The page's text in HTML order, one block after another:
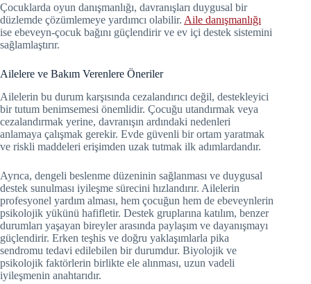
Çocuklarda oyun danışmanlığı, davranışları duygusal bir
düzlemde çözümlemeye yardımcı olabilir. Aile danışmanlığı
ise ebeveyn-çocuk bağını güçlendirir ve ev içi destek sistemini
sağlamlaştırır.
Ailelere ve Bakım Verenlere Öneriler
Ailelerin bu durum karşısında cezalandırıcı değil, destekleyici
bir tutum benimsemesi önemlidir. Çocuğu utandırmak veya
cezalandırmak yerine, davranışın ardındaki nedenleri
anlamaya çalışmak gerekir. Evde güvenli bir ortam yaratmak
ve riskli maddeleri erişimden uzak tutmak ilk adımlardandır.
Ayrıca, dengeli beslenme düzeninin sağlanması ve duygusal
destek sunulması iyileşme sürecini hızlandırır. Ailelerin
profesyonel yardım alması, hem çocuğun hem de ebeveynlerin
psikolojik yükünü hafifletir. Destek gruplarına katılım, benzer
durumları yaşayan bireyler arasında paylaşım ve dayanışmayı
güçlendirir. Erken teşhis ve doğru yaklaşımlarla pika
sendromu tedavi edilebilen bir durumdur. Biyolojik ve
psikolojik faktörlerin birlikte ele alınması, uzun vadeli
iyileşmenin anahtarıdır.